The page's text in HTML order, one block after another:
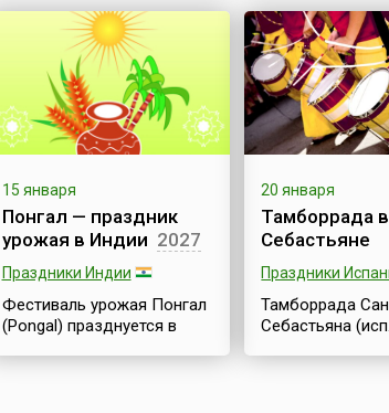
российского женского
праздника 8 марта. Хотя,
если говорить строго,
смысл Гинайкратии
заключается немного в
другом. 8 января в Греции,
преимущественно в городе
Моноклисия (греч.
Μονοκκλησιά), а также во
многих деревнях и селах
северной части страны
проходит женский
фестиваль Гинайкратия
(греч. γυναικοκρατία). В
этот день в с...
праздник-
бога Эбису —
семи богов
(яп. 恵比須)
богом
покровителем
торговцев.
гласит, что
направила
и превратила в
чтобы он сам
себе хлеб
Поэтому-то
считается
людей этих п...
15 января
Понгал — праздник
урожая в Индии 2027
Праздники Индии
Фестиваль урожая Понгал
(Pongal) празднуется в
20 января
Тамборрада
Себастьяне
Праздники
Тамборрада
Себастьяна (исп.